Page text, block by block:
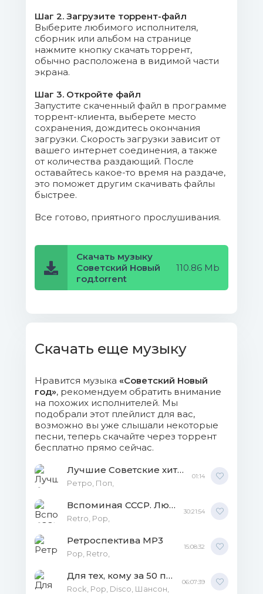
07. Нина Бродская - Звенит
январская вьюга (Из к-ф ''Иван
Васильевич меняет профессию'').m4a
(5.91 Mb)
08. Валерий Ободзинский - Эти
глаза напротив.m4a (8.51 Mb)
09. Алла Пугачёва - Этот мир
придуман не нами (Из к-ф ''Женщина
которая поёт'').m4a (5.95 Mb)
10. Анна Герман - Когда цвели
сады.m4a (12.19 Mb)
(4.08 Mb)
12. Татьяна Анциферова - Ищу
иней.m4a (5.32 Mb)
15. Тамара Гвердцители -
Элегия.m4a (9.46 Mb)
folder.webp (166.36 Kb)
Шаг 2. Загрузите торрент-файл
Выберите любимого исполнителя,
сборник или альбом на странице
нажмите кнопку скачать торрент,
обычно расположена в видимой части
экрана.
Шаг 3. Откройте файл
Запустите скаченный файл в программе
торрент-клиента, выберете место
сохранения, дождитесь окончания
загрузки. Скорость загрузки зависит от
вашего интернет соединения, а также
от количества раздающий. После
оставайтесь какое-то время на раздаче,
это поможет другим скачивать файлы
быстрее.
Все готово, приятного прослушивания.
Скачать музыку
Советский Новый
год.torrent
110.86 Mb
Скачать еще музыку
Нравится музыка «Советский Новый
год», рекомендуем обратить внимание
на похожих исполнителей. Мы
подобрали этот плейлист для вас,
возможно вы уже слышали некоторые
песни, теперь скачайте через торрент
бесплатно прямо сейчас.
Лучшие Советские хиты 60-70-х MP3
Ретро, Поп,
01:14
Вспоминая СССР. Любимые песни 3 (1970-1979) MP3
Retro, Pop,
30:21:54
Ретроспектива MP3
Pop, Retro,
15:08:32
Для тех, кому за 50 по-киношному MP3
Rock, Pop, Disco, Шансон,
06:07:39